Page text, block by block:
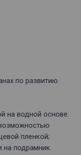
по развитию
на водной основе:
пленкой;
на подрамник.